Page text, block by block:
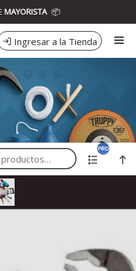
MAYORISTA 📦
Ingresar a la Tienda
en DISTRIBUIDORA FERROMET